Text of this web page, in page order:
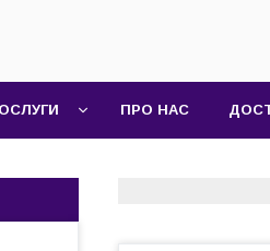
ПРО НАС